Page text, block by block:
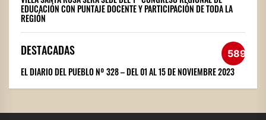
EDUCACIÓN CON PUNTAJE DOCENTE Y PARTICIPACIÓN DE TODA LA
REGIÓN
DESTACADAS 589
EL DIARIO DEL PUEBLO Nº 328 – DEL 01 AL 15 DE NOVIEMBRE 2023